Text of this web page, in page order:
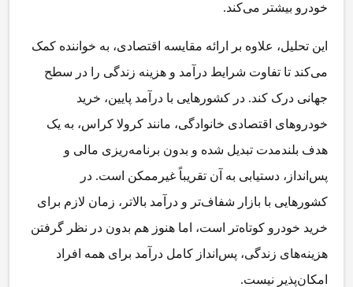
خودرو بیشتر می‌کند.
این تحلیل، علاوه بر ارائه مقایسه اقتصادی، به خواننده کمک
می‌کند تا تفاوت شرایط درآمد و هزینه زندگی را در سطح
جهانی درک کند. در کشورهایی با درآمد پایین، خرید
خودروهای اقتصادی خانوادگی، مانند کرولا کراس، به یک
هدف بلندمدت تبدیل شده و بدون برنامه‌ریزی مالی و
پس‌انداز، دستیابی به آن تقریباً غیرممکن است. در
کشورهایی با بازار شفاف‌تر و درآمد بالاتر، زمان لازم برای
خرید خودرو کوتاه‌تر است، اما هنوز هم بدون در نظر گرفتن
هزینه‌های زندگی، پس‌انداز کامل درآمد برای همه افراد
امکان‌پذیر نیست.